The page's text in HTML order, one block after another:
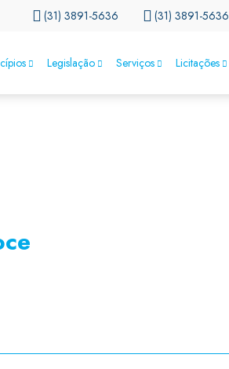
(31) 3891-5636 (31) 3891-5636
Legislação Serviços Licitações